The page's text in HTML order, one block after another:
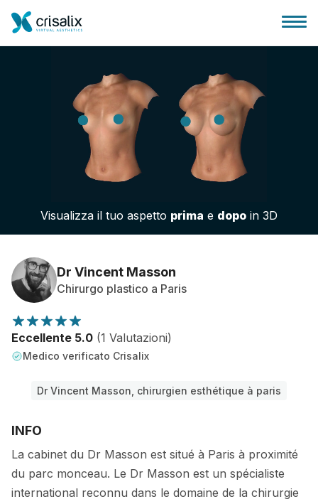
Accesso chirurghi
Piattaforma Business 3D
Piani
Recensioni dei pazienti
Visualizza il tuo aspetto prima e dopo in 3D
Dr Vincent Masson
Chirurgo plastico a Paris
Eccellente 5.0 (1 Valutazioni)
Medico verificato Crisalix
Dr Vincent Masson, chirurgien esthétique à paris
INFO
La cabinet du Dr Masson est situé à Paris à proximité
du parc monceau. Le Dr Masson est un spécialiste
international reconnu dans le domaine de la chirurgie